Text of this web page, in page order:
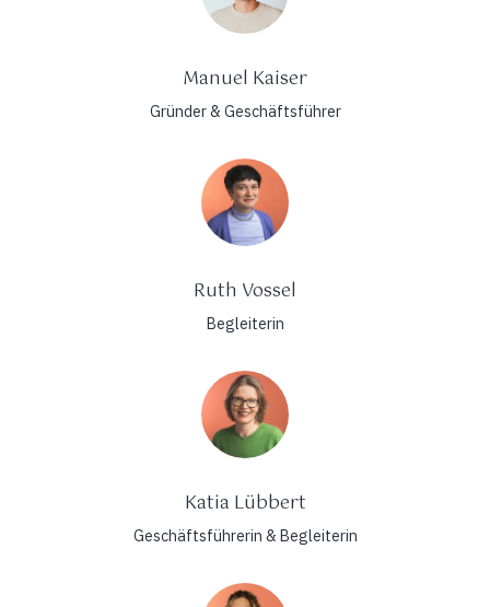
Manuel Kaiser
Gründer & Geschäftsführer
Ruth Vossel
Begleiterin
Katia Lübbert
Geschäftsführerin & Begleiterin